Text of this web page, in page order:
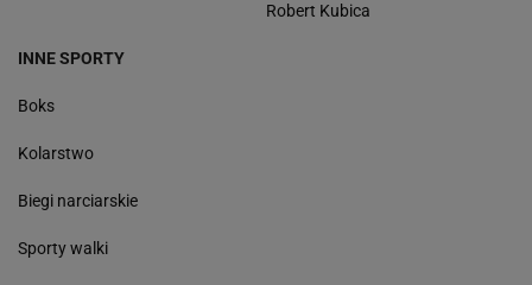
Robert Kubica
INNE SPORTY
Boks
Kolarstwo
Biegi narciarskie
Sporty walki